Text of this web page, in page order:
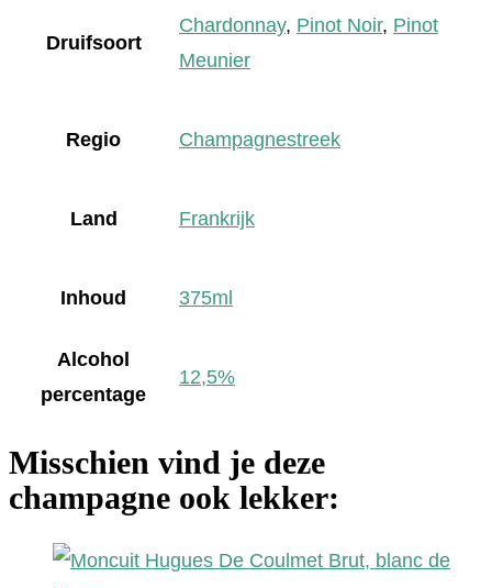
Druifsoort
Chardonnay, Pinot Noir, Pinot
Meunier
Regio Champagnestreek
Land Frankrijk
Inhoud 375ml
Alcohol
percentage
12,5%
Misschien vind je deze
champagne ook lekker: